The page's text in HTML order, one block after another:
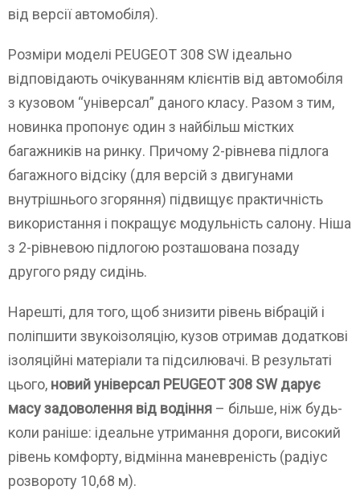
від версії автомобіля).
Розміри моделі PEUGEOT 308 SW ідеально
відповідають очікуванням клієнтів від автомобіля
з кузовом “універсал” даного класу. Разом з тим,
новинка пропонує один з найбільш містких
багажників на ринку. Причому 2-рівнева підлога
багажного відсіку (для версій з двигунами
внутрішнього згоряння) підвищує практичність
використання і покращує модульність салону. Ніша
з 2-рівневою підлогою розташована позаду
другого ряду сидінь.
Нарешті, для того, щоб знизити рівень вібрацій і
поліпшити звукоізоляцію, кузов отримав додаткові
ізоляційні матеріали та підсилювачі. В результаті
цього, новий універсал PEUGEOT 308 SW дарує
масу задоволення від водіння – більше, ніж будь-
коли раніше: ідеальне утримання дороги, високий
рівень комфорту, відмінна маневреність (радіус
розвороту 10,68 м).